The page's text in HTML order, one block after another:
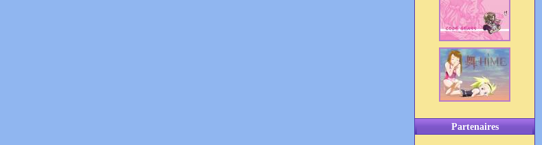
Partenaires